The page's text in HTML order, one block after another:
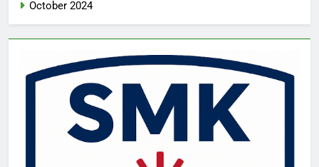
October 2024